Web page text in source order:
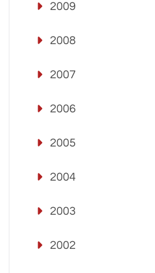
2009
2008
2007
2006
2005
2004
2003
2002